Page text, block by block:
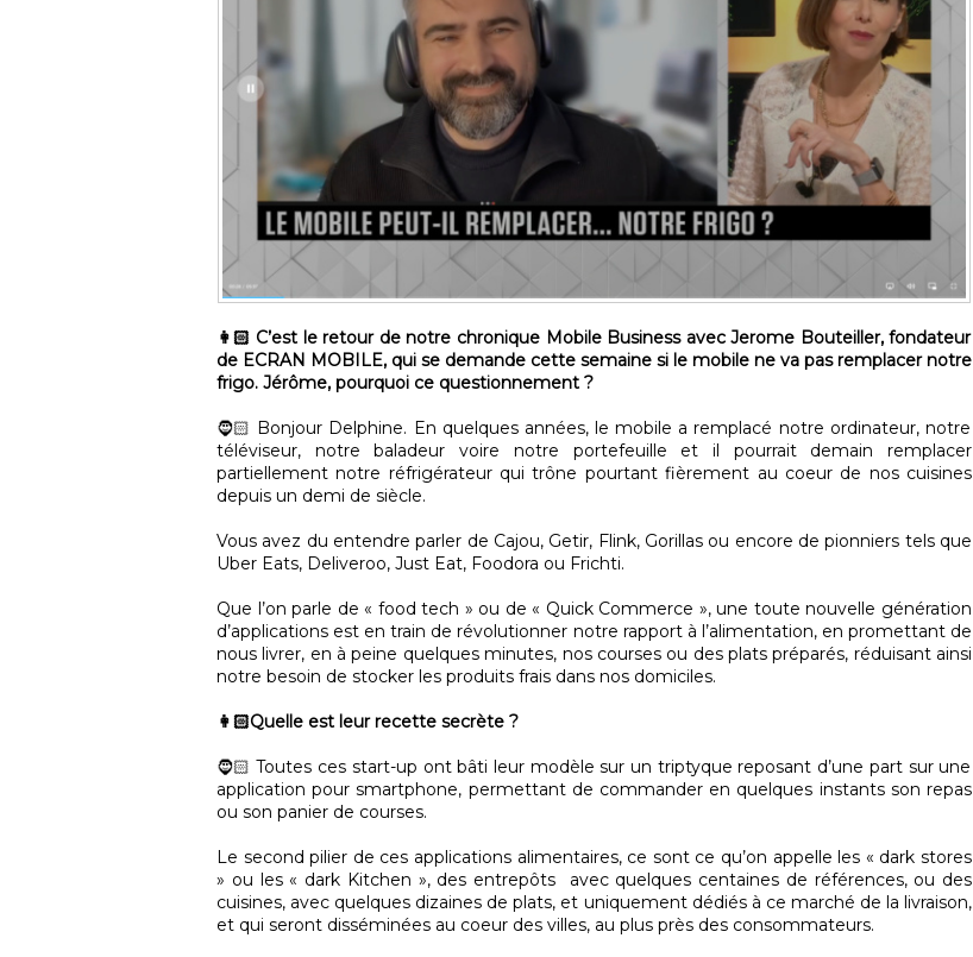
👩🏻 C’est le retour de notre chronique Mobile Business avec Jerome Bouteiller, fondateur
de ECRAN MOBILE, qui se demande cette semaine si le mobile ne va pas remplacer notre
frigo. Jérôme, pourquoi ce questionnement ?
🧔🏻 Bonjour Delphine. En quelques années, le mobile a remplacé notre ordinateur, notre
téléviseur, notre baladeur voire notre portefeuille et il pourrait demain remplacer
partiellement notre réfrigérateur qui trône pourtant fièrement au coeur de nos cuisines
depuis un demi de siècle.
Vous avez du entendre parler de Cajou, Getir, Flink, Gorillas ou encore de pionniers tels que
Uber Eats, Deliveroo, Just Eat, Foodora ou Frichti.
Que l’on parle de « food tech » ou de « Quick Commerce », une toute nouvelle génération
d’applications est en train de révolutionner notre rapport à l’alimentation, en promettant de
nous livrer, en à peine quelques minutes, nos courses ou des plats préparés, réduisant ainsi
notre besoin de stocker les produits frais dans nos domiciles.
👩🏻Quelle est leur recette secrète ?
🧔🏻 Toutes ces start-up ont bâti leur modèle sur un triptyque reposant d’une part sur une
application pour smartphone, permettant de commander en quelques instants son repas
ou son panier de courses.
Le second pilier de ces applications alimentaires, ce sont ce qu’on appelle les « dark stores
» ou les « dark Kitchen », des entrepôts avec quelques centaines de références, ou des
cuisines, avec quelques dizaines de plats, et uniquement dédiés à ce marché de la livraison,
et qui seront disséminées au coeur des villes, au plus près des consommateurs.